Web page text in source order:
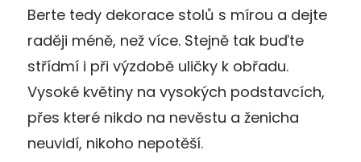
Berte tedy dekorace stolů s mírou a dejte
raději méně, než více. Stejně tak buďte
střídmí i při výzdobě uličky k obřadu.
Vysoké květiny na vysokých podstavcích,
přes které nikdo na nevěstu a ženicha
neuvidí, nikoho nepotěší.